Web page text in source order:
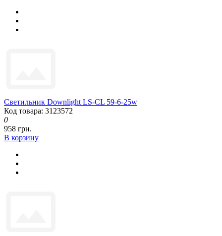
Светильник Downlight LS-CL 59-6-25w
Код товара: 3123572
0
958 грн.
В корзину